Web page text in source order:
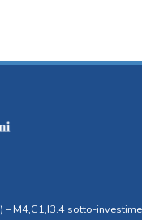
M4,C1,I3.4 sotto-